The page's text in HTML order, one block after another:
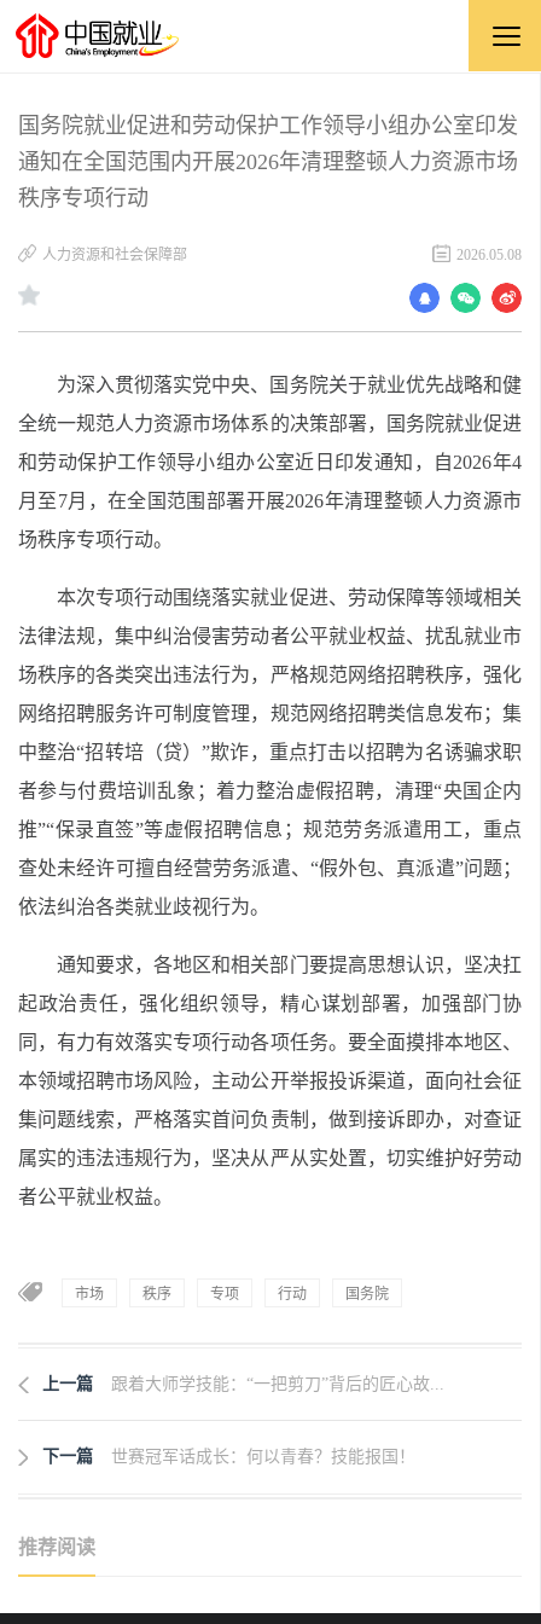
国务院就业促进和劳动保护工作领导小组办公室印发
通知在全国范围内开展2026年清理整顿人力资源市场
秩序专项行动
人力资源和社会保障部 2026.05.08
为深入贯彻落实党中央、国务院关于就业优先战略和健
全统一规范人力资源市场体系的决策部署，国务院就业促进
和劳动保护工作领导小组办公室近日印发通知，自2026年4
月至7月，在全国范围部署开展2026年清理整顿人力资源市
场秩序专项行动。
本次专项行动围绕落实就业促进、劳动保障等领域相关
法律法规，集中纠治侵害劳动者公平就业权益、扰乱就业市
场秩序的各类突出违法行为，严格规范网络招聘秩序，强化
网络招聘服务许可制度管理，规范网络招聘类信息发布；集
中整治“招转培（贷）”欺诈，重点打击以招聘为名诱骗求职
者参与付费培训乱象；着力整治虚假招聘，清理“央国企内
推”“保录直签”等虚假招聘信息；规范劳务派遣用工，重点
查处未经许可擅自经营劳务派遣、“假外包、真派遣”问题；
依法纠治各类就业歧视行为。
通知要求，各地区和相关部门要提高思想认识，坚决扛
起政治责任，强化组织领导，精心谋划部署，加强部门协
同，有力有效落实专项行动各项任务。要全面摸排本地区、
本领域招聘市场风险，主动公开举报投诉渠道，面向社会征
集问题线索，严格落实首问负责制，做到接诉即办，对查证
属实的违法违规行为，坚决从严从实处置，切实维护好劳动
者公平就业权益。
市场 秩序 专项 行动 国务院
上一篇 跟着大师学技能：“一把剪刀”背后的匠心故...
下一篇 世赛冠军话成长：何以青春？技能报国！
推荐阅读